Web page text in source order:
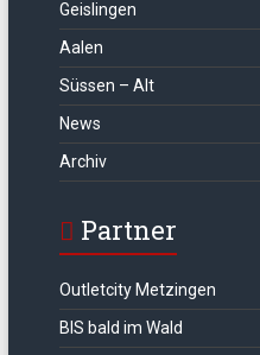
Geislingen
Aalen
Süssen – Alt
News
Archiv
Partner
Outletcity Metzingen
BIS bald im Wald